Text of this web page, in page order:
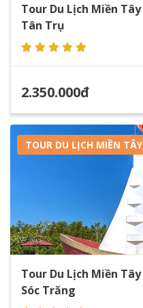
Tour Du Lịch Miền
Tân Trụ
2.350.000đ
TOUR DU LỊCH MIỀN TÂY
Tour Du Lịch Miền
Sóc Trăng